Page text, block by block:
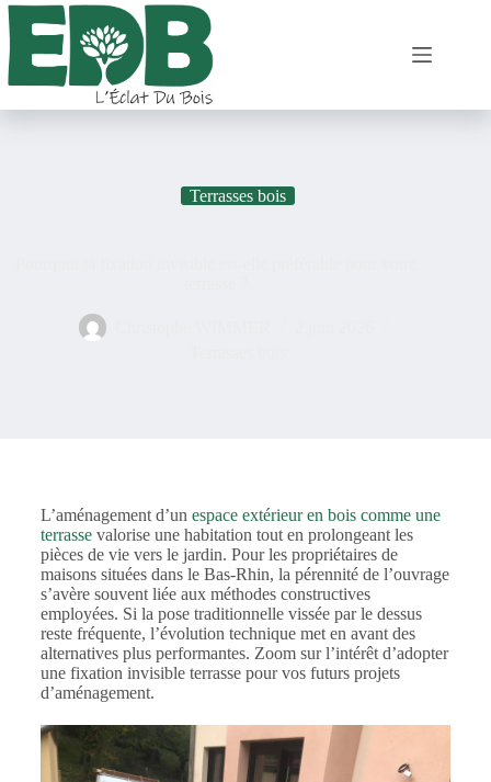
Terrasses bois
L’aménagement d’un espace extérieur en bois comme une
terrassevalorise une habitation tout en prolongeant les
pièces de vie vers le jardin. Pour les propriétaires de
maisons situées dans le Bas-Rhin, la pérennité de l’ouvrage
s’avère souvent liée aux méthodes constructives
employées. Si la pose traditionnelle vissée par le dessus
reste fréquente, l’évolution technique met en avant des
alternatives plus performantes. Zoom sur l’intérêt d’adopter
une fixation invisible terrasse pour vos futurs projets
d’aménagement.